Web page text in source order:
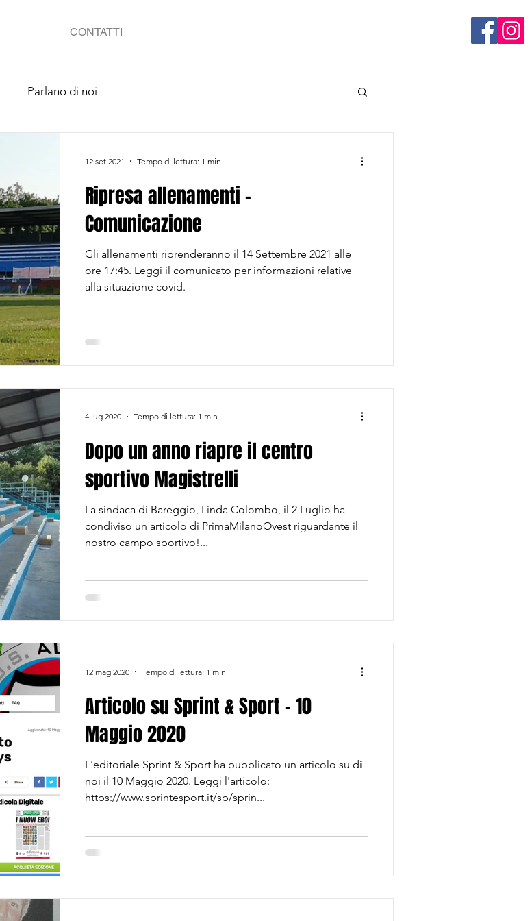
CONTATTI
Parlano di noi
Ripresa allenamenti -
Comunicazione
Gli allenamenti riprenderanno il 14 Settembre 2021 alle
ore 17:45. Leggi il comunicato per informazioni relative
alla situazione covid.
12 set 2021 Tempo di lettura: 1 min
Dopo un anno riapre il centro
sportivo Magistrelli
La sindaca di Bareggio, Linda Colombo, il 2 Luglio ha
condiviso un articolo di PrimaMilanoOvest riguardante il
nostro campo sportivo!...
4 lug 2020 Tempo di lettura: 1 min
Articolo su Sprint & Sport - 10
Maggio 2020
L'editoriale Sprint & Sport ha pubblicato un articolo su di
noi il 10 Maggio 2020. Leggi l'articolo:
https://www.sprintesport.it/sp/sprin...
12 mag 2020 Tempo di lettura: 1 min